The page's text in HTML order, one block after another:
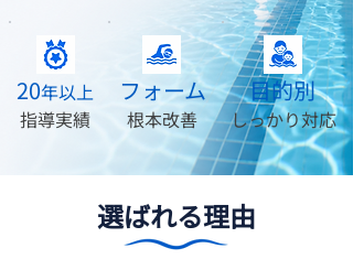
20年以上
指導実績
フォーム
根本改善
目的別
しっかり対応
​選ばれる理由